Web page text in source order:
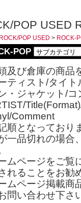
POP USED
ROCK/POP USED > ROCK-
POP
及び倉庫の商品
ティスト/タイ
・ジャケット/
Comment
記順となっており
一品切れの場合
ムページをご覧
れることをお勧
ムページ掲載商
問い合わせ下さ